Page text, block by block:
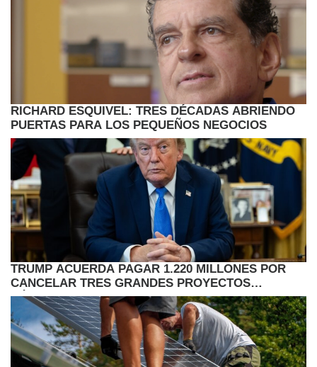
RICHARD ESQUIVEL: TRES DÉCADAS ABRIENDO
PUERTAS PARA LOS PEQUEÑOS NEGOCIOS
TRUMP ACUERDA PAGAR 1.220 MILLONES POR
CANCELAR TRES GRANDES PROYECTOS
EÓLICOS EN EE.UU.